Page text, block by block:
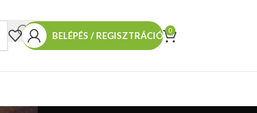
BELÉPÉS / REGISZTRÁCIÓ 0